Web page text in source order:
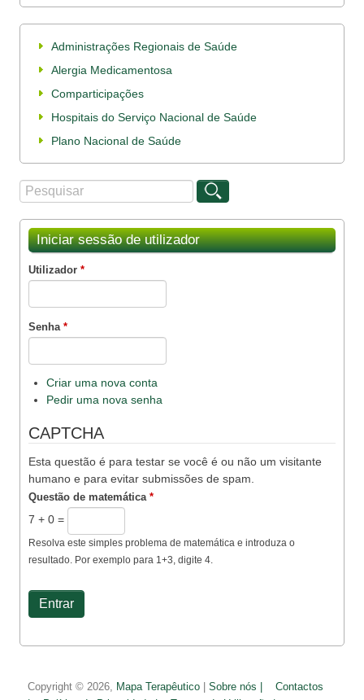
Administrações Regionais de Saúde
Alergia Medicamentosa
Comparticipações
Hospitais do Serviço Nacional de Saúde
Plano Nacional de Saúde
Formulário de procura
Procurar
Iniciar sessão de utilizador
Utilizador *
Senha *
Criar uma nova conta
Pedir uma nova senha
CAPTCHA
Esta questão é para testar se você é ou não um visitante
humano e para evitar submissões de spam.
Questão de matemática *
7 + 0 =
Resolva este simples problema de matemática e introduza o
resultado. Por exemplo para 1+3, digite 4.
Copyright © 2026, Mapa Terapêutico Sobre nós |
Contactos